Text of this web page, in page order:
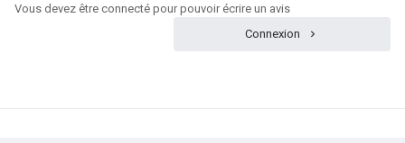
Vous devez être connecté pour pouvoir écrire un avis
Connexion